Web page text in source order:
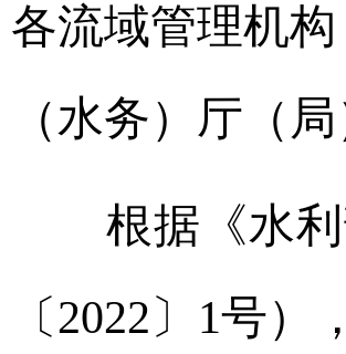
各流域管理机
（水务）厅（
根据《水利
〔2022〕1号